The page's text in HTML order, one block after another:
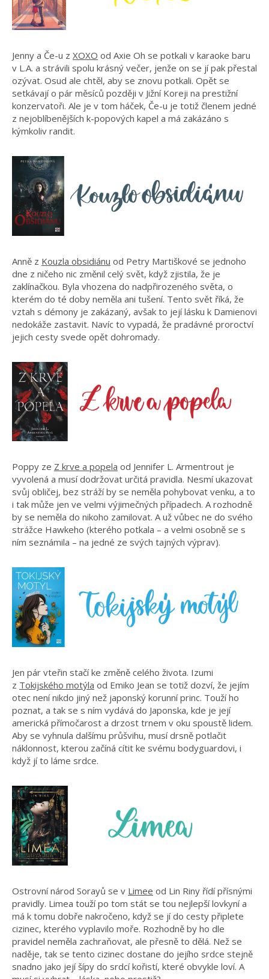
Jenny a Če-u z XOXO od Axie Oh se potkali v karaoke baru
v L.A. a strávili spolu krásný večer, jenže on se jí pak přestal
ozývat. Osud ale chtěl, aby se znovu potkali. Opět se
setkávají o pár měsíců později v Jižní Koreji na prestižní
konzervatoři. Ale je v tom háček, Če-u je totiž členem jedné
z nejoblíbenějších k-popových kapel a má zakázáno s
kýmkoliv randit.
Anně z Kouzla obsidiánu od Petry Martiškové se jednoho
dne z ničeho nic změnil celý svět, když zjistila, že je
zaklínačkou. Byla vhozena do nadpřirozeného světa, o
kterém do té doby neměla ani tušení. Tento svět říká, že
vztah s démony je zakázaný, avšak to její lásku k Damienovi
nedokáže zastavit. Navíc to vypadá, že pradávné proroctví
jejich cesty svede opět dohromady.
Poppy ze Z krve a popela od Jennifer L. Armentrout je
vyvolená a musí dodržovat určitá pravidla. Nesmí ukazovat
svůj obličej, bez stráží by se neměla pohybovat venku, a to
i tak může jen ve velmi výjimečných případech. A rozhodně
by se neměla do nikoho zamilovat. A už vůbec ne do svého
strážce Hawkeho (kterého potkala – a velmi osobně se s
ním seznámila – na jedné ze svých tajných výprav).
Jen pár vteřin stačí ke změně celého života. Izumi
z Tokijského motýla od Emiko Jean se totiž dozví, že jejím
otec není nikdo jiný než japonský korunní princ. Touží ho
poznat, a tak se s ním vydává do Japonska, kde je její
americká přímočarost a drzost trnem v oku spoustě lidem.
Aby se vyhnula dalšímu průšvihu, musí drsně potlačit
náklonnost, kterou začíná cítit ke svému bodyguardovi, i
když jí to láme srdce.
Ostrovní národ Sorayů se v Limee od Lin Riny řídí přísnými
pravidly. Limea touží po tom stát se tou nejlepší lovkyní a
má k tomu dobře nakročeno, když se jí do cesty připlete
cizinec, kterého vyplavilo moře. Rozhodně by ho dle
pravidel neměla zachraňovat, ale přesně to dělá. Než se
naděje, tak se tento cizinec dostane do jejího srdce stejně
snadno jako její šípy do srdcí kořistí, které obvykle loví. A